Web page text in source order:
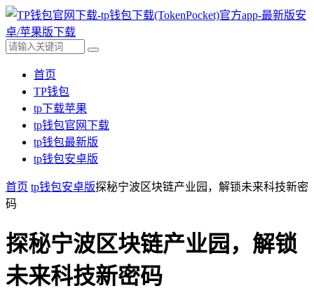
首页
TP钱包
tp下载苹果
tp钱包官网下载
tp钱包最新版
tp钱包安卓版
首页 tp钱包安卓版探秘宁波区块链产业园，解锁未来科技新密
码
探秘宁波区块链产业园，解锁
未来科技新密码